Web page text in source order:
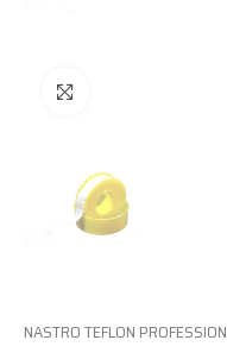
NASTRO TEFLON